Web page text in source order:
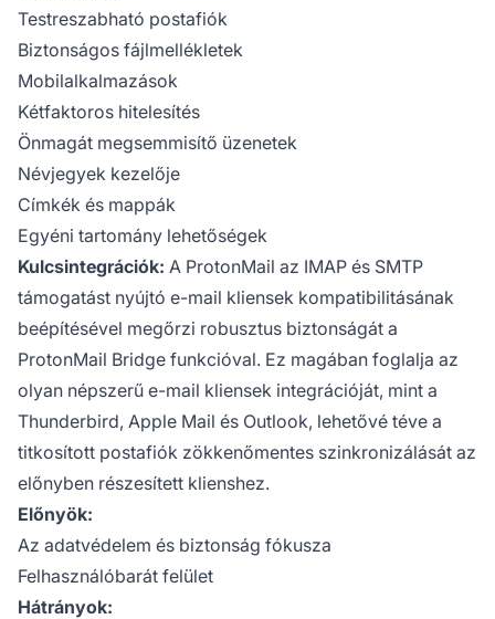
Testreszabható postafiók
Biztonságos fájlmellékletek
Mobilalkalmazások
Kétfaktoros hitelesítés
Önmagát megsemmisítő üzenetek
Névjegyek kezelője
Címkék és mappák
Egyéni tartomány lehetőségek
Kulcsintegrációk: A ProtonMail az IMAP és SMTP
támogatást nyújtó e-mail kliensek kompatibilitásának
beépítésével megőrzi robusztus biztonságát a
ProtonMail Bridge funkcióval. Ez magában foglalja az
olyan népszerű e-mail kliensek integrációját, mint a
Thunderbird, Apple Mail és Outlook, lehetővé téve a
titkosított postafiók zökkenőmentes szinkronizálását az
előnyben részesített klienshez.
Előnyök:
Az adatvédelem és biztonság fókusza
Felhasználóbarát felület
Hátrányok: